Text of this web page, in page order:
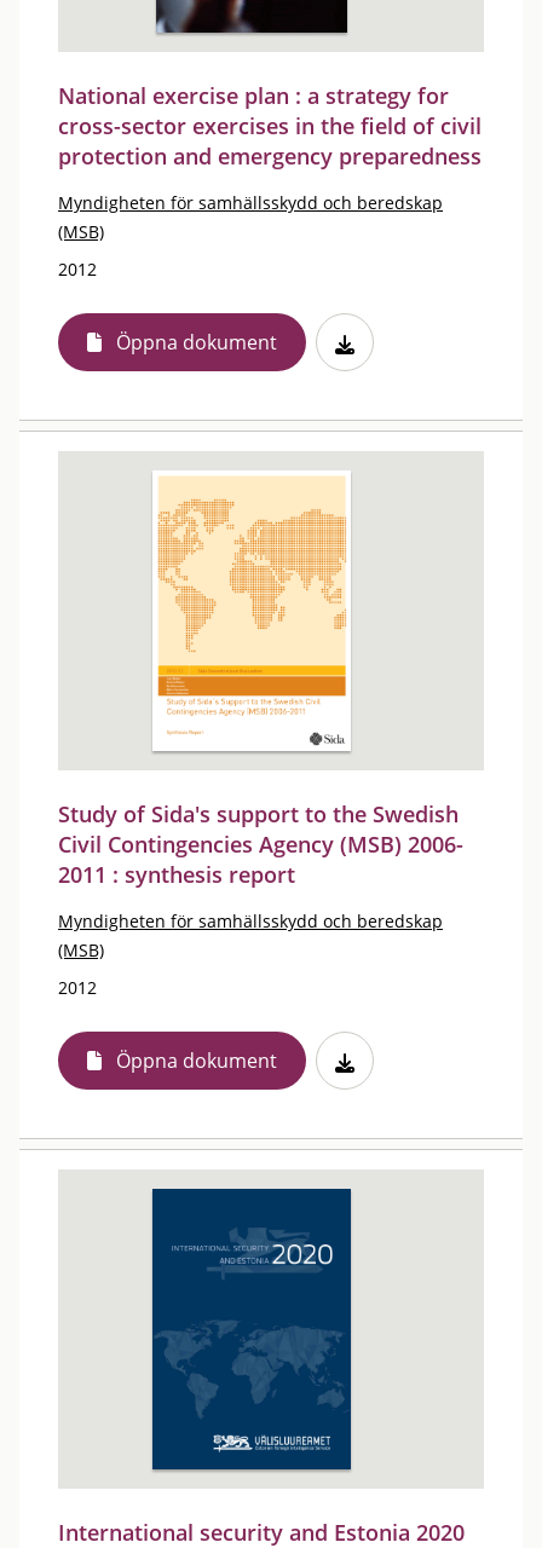
National exercise plan : a strategy for
cross-sector exercises in the field of civil
protection and emergency preparedness
Myndigheten för samhällsskydd och beredskap
(MSB)
2012
Öppna dokument
Study of Sida's support to the Swedish
Civil Contingencies Agency (MSB) 2006-
2011 : synthesis report
Myndigheten för samhällsskydd och beredskap
(MSB)
2012
Öppna dokument
International security and Estonia 2020